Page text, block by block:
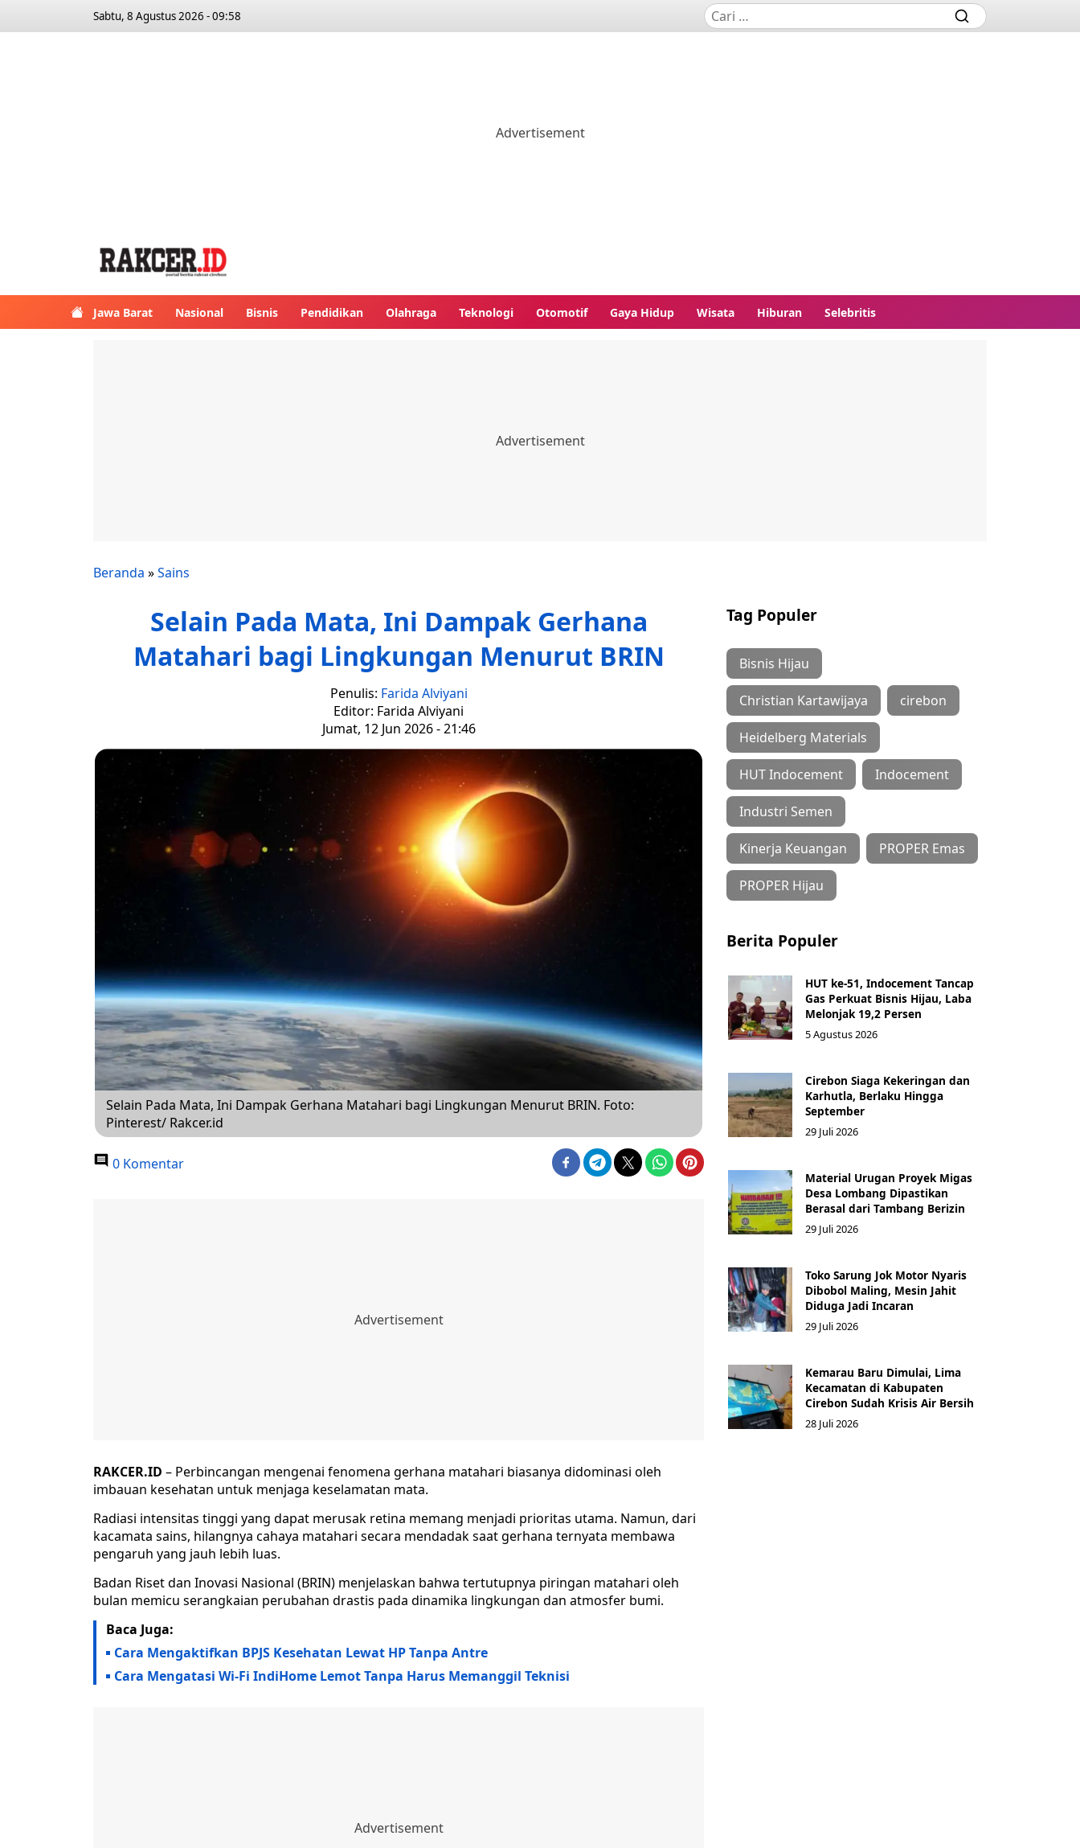
Sabtu, 8 Agustus 2026 - 09:58
Jawa Barat Nasional Bisnis Pendidikan Olahraga Teknologi Otomotif Gaya Hidup Wisata Hiburan Selebritis
Beranda »Sains
Selain Pada Mata, Ini Dampak Gerhana
Matahari bagi Lingkungan Menurut BRIN
Penulis: Farida Alviyani
Editor: Farida Alviyani
Jumat, 12 Jun 2026 - 21:46
Selain Pada Mata, Ini Dampak Gerhana Matahari bagi Lingkungan Menurut BRIN. Foto:
Pinterest/ Rakcer.id
0 Komentar
RAKCER.ID – Perbincangan mengenai fenomena gerhana matahari biasanya didominasi oleh
imbauan kesehatan untuk menjaga keselamatan mata.
Radiasi intensitas tinggi yang dapat merusak retina memang menjadi prioritas utama. Namun, dari
kacamata sains, hilangnya cahaya matahari secara mendadak saat gerhana ternyata membawa
pengaruh yang jauh lebih luas.
Badan Riset dan Inovasi Nasional (BRIN) menjelaskan bahwa tertutupnya piringan matahari oleh
bulan memicu serangkaian perubahan drastis pada dinamika lingkungan dan atmosfer bumi.
Baca Juga:
Cara Mengaktifkan BPJS Kesehatan Lewat HP Tanpa Antre
Cara Mengatasi Wi-Fi IndiHome Lemot Tanpa Harus Memanggil Teknisi
Tag Populer
Bisnis Hijau
Christian Kartawijaya cirebon
Heidelberg Materials
HUT Indocement Indocement
Industri Semen
Kinerja Keuangan PROPER Emas
PROPER Hijau
Berita Populer
HUT ke-51, Indocement Tancap
Gas Perkuat Bisnis Hijau, Laba
Melonjak 19,2 Persen
5 Agustus 2026
Cirebon Siaga Kekeringan dan
Karhutla, Berlaku Hingga
September
29 Juli 2026
Material Urugan Proyek Migas
Desa Lombang Dipastikan
Berasal dari Tambang Berizin
29 Juli 2026
Toko Sarung Jok Motor Nyaris
Dibobol Maling, Mesin Jahit
Diduga Jadi Incaran
29 Juli 2026
Kemarau Baru Dimulai, Lima
Kecamatan di Kabupaten
Cirebon Sudah Krisis Air Bersih
28 Juli 2026